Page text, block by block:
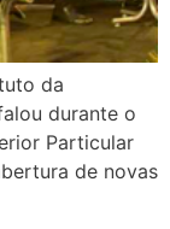
da
durante o
Particular
de novas